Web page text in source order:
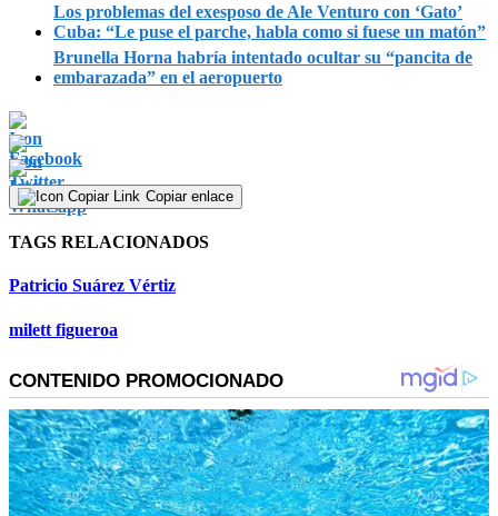
Los problemas del exesposo de Ale Venturo con ‘Gato’
Cuba: “Le puse el parche, habla como si fuese un matón”
Brunella Horna habría intentado ocultar su “pancita de
embarazada” en el aeropuerto
Copiar enlace
TAGS RELACIONADOS
Patricio Suárez Vértiz
milett figueroa